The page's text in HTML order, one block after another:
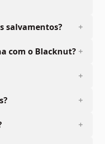
salvamentos?
com o Blacknut?